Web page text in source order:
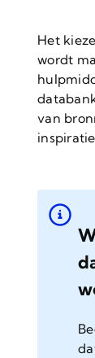
Het
wordt
van